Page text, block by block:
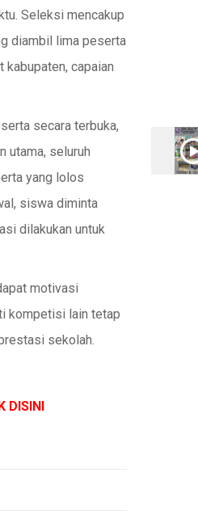
Seleksi mencakup
diambil lima peserta
capaian
secara terbuka,
utama, seluruh
yang lolos
siswa diminta
dilakukan untuk
motivasi
kompetisi lain tetap
sekolah.
DISINI